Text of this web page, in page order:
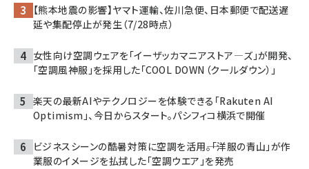
【熊本地震の影響】ヤマト運輸、佐川急便、日本郵便で配送遅
延や集配停止が発生（7/28時点）
女性向け空調ウェアを「イーザッカマニアストア―ズ」が開発、
「空調風神服」を採用した「COOL DOWN（クールダウン）」
楽天の最新AIやテクノロジーを体験できる「Rakuten AI
Optimism」、今日からスタート。パシフィコ横浜で開催
ビジネスシーンの酷暑対策に空調を活用――。「洋服の青山」が作
業服のイメージを払拭した「空調ウエア」を発売